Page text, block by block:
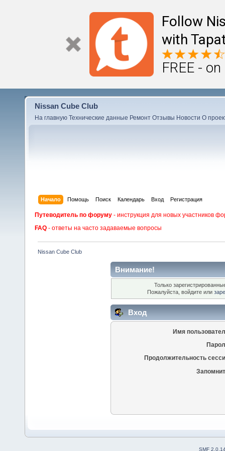
Follow
with
FREE -
Nissan Cube Club
На главную Технические данные Ремонт Отзывы Новости О
Начало Помощь Поиск Календарь Вход Регистрация
Путеводитель по форуму - инструкция для новых участников
FAQ - ответы на часто задаваемые вопросы
Nissan Cube Club
Внимание!
Только
Пожалуйста, войдите или
Вход
Имя
Продолжительность
SMF